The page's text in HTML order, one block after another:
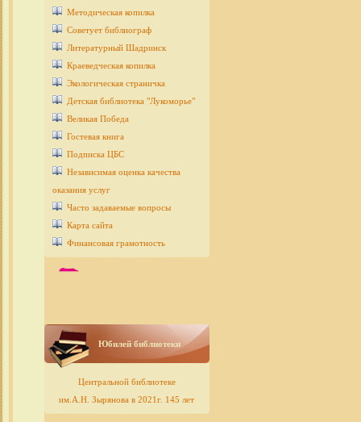
Методическая копилка
Советует библиограф
Литературный Шадринск
Краеведческая копилка
Экологическая страничка
Детcкая библиотека "Лукоморье"
Великая Победа
Гостевая книга
Подписка ЦБС
Независимая оценка качества
оказания услуг
Часто задаваемые вопросы
Карта сайта
Финансовая грамотность
Юбилей библиотеки
Центральной библиотеке
им.А.Н. Зырянова в 2021г. 145 лет